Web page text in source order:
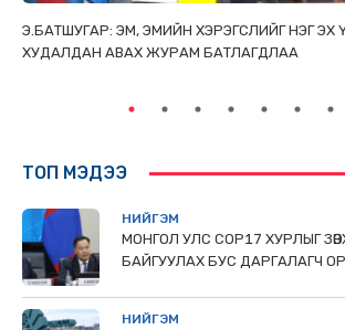
Э.БАТШУГАР: ЭМ, ЭМИЙН ХЭРЭГСЛИЙГ НЭГ ЭХ
ХУДАЛДАН АВАХ ЖУРАМ БАТЛАГДЛАА
ТОП МЭДЭЭ
НИЙГЭМ
МОНГОЛ УЛС СОР17 ХУРЛЫГ
БАЙГУУЛАХ БУС ДАРГАЛАГЧ
НИЙГЭМ